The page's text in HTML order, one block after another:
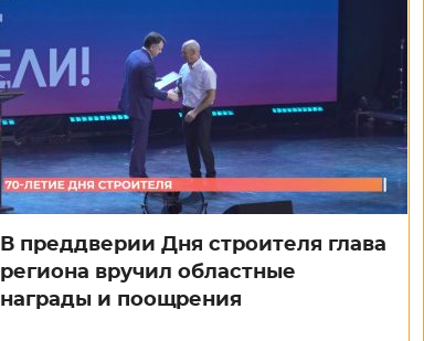
В преддверии Дня строителя глава
региона вручил областные
награды и поощрения